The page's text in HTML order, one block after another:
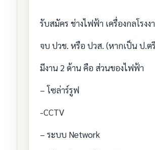
รับสมัคร ช่างไฟฟ้า เครื่องกลโรง
จบ ปวช. หรือ ปวส. (หากเป็น ป.ต
มีงาน 2 ด้าน คือ ส่วนของไฟฟ้า
– โซล่าร์รูฟ
-CCTV
– ระบบ Network